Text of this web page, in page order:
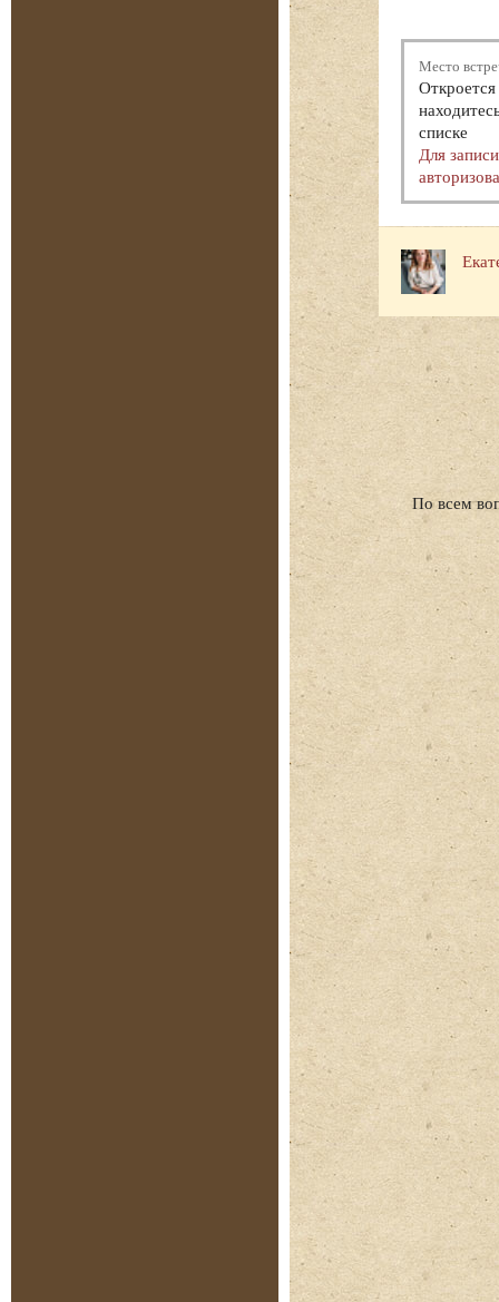
Место
списке
Для
По всем